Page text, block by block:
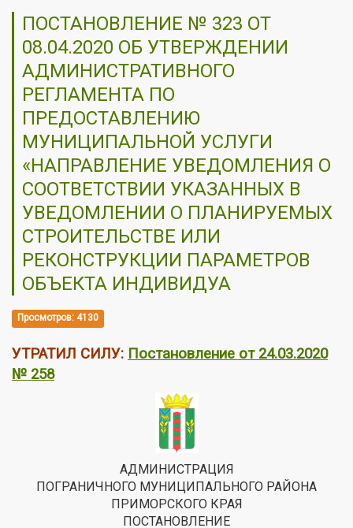
ПОСТАНОВЛЕНИЕ № 323 ОТ
08.04.2020 ОБ УТВЕРЖДЕНИИ
АДМИНИСТРАТИВНОГО
РЕГЛАМЕНТА ПО
ПРЕДОСТАВЛЕНИЮ
МУНИЦИПАЛЬНОЙ УСЛУГИ
«НАПРАВЛЕНИЕ УВЕДОМЛЕНИЯ О
СООТВЕТСТВИИ УКАЗАННЫХ В
УВЕДОМЛЕНИИ О ПЛАНИРУЕМЫХ
СТРОИТЕЛЬСТВЕ ИЛИ
РЕКОНСТРУКЦИИ ПАРАМЕТРОВ
ОБЪЕКТА ИНДИВИДУА
Просмотров: 4130
УТРАТИЛ СИЛУ: Постановление от 24.03.2020
№ 258
АДМИНИСТРАЦИЯ
ПОГРАНИЧНОГО МУНИЦИПАЛЬНОГО РАЙОНА
ПРИМОРСКОГО КРАЯ
ПОСТАНОВЛЕНИЕ